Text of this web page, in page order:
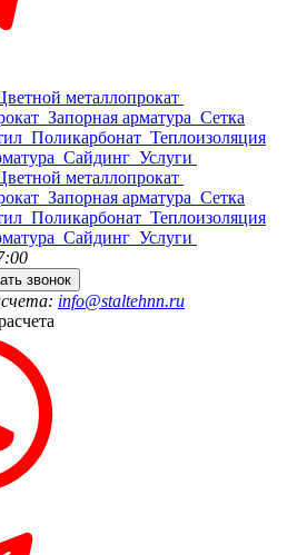
металлопрокат
Запорная арматура Сетка
Поликарбонат Теплоизоляция
Сайдинг Услуги
металлопрокат
Запорная арматура Сетка
Поликарбонат Теплоизоляция
Сайдинг Услуги
звонок
info@staltehnn.ru